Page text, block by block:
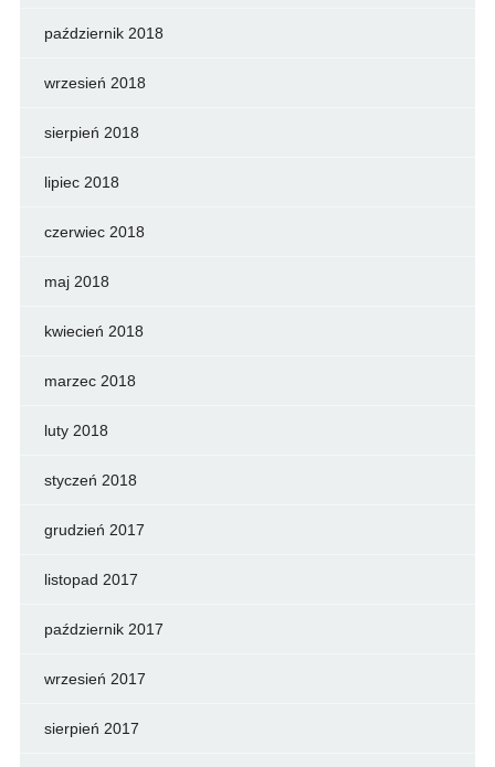
październik 2018
wrzesień 2018
sierpień 2018
lipiec 2018
czerwiec 2018
maj 2018
kwiecień 2018
marzec 2018
luty 2018
styczeń 2018
grudzień 2017
listopad 2017
październik 2017
wrzesień 2017
sierpień 2017